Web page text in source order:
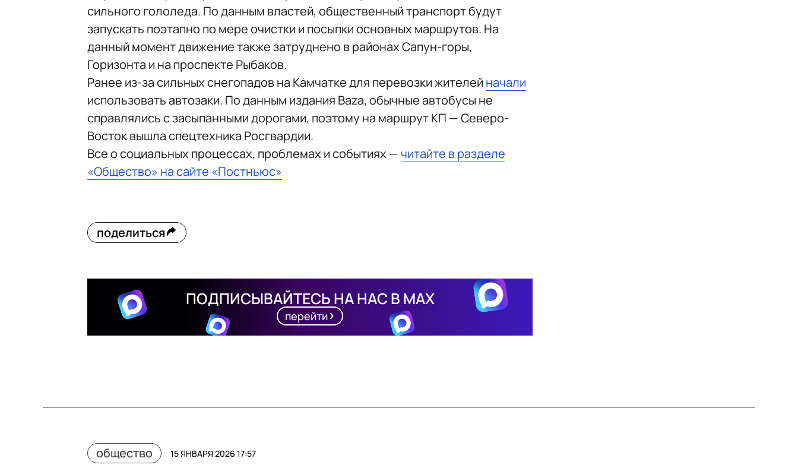
сильного гололеда. По данным властей, общественный транспорт будут
запускать поэтапно по мере очистки и посыпки основных маршрутов. На
данный момент движение также затруднено в районах Сапун-горы,
Горизонта и на проспекте Рыбаков.
Ранее из-за сильных снегопадов на Камчатке для перевозки жителей начали
использовать автозаки. По данным издания Baza, обычные автобусы не
справлялись с засыпанными дорогами, поэтому на маршрут КП — Северо-
Восток вышла спецтехника Росгвардии.
Все о социальных процессах, проблемах и событиях —читайте в разделе
«Общество» на сайте «Постньюс»
поделиться
ПОДПИСЫВАЙТЕСЬ НА НАС В MAX
перейти
общество 15 ЯНВАРЯ 2026 17:57